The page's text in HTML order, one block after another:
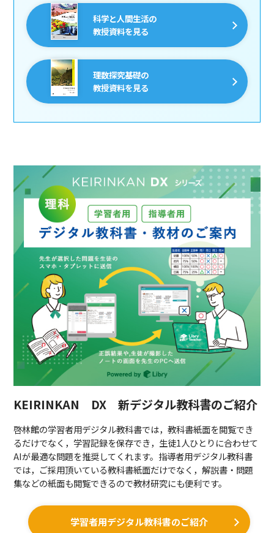
科学と人間生活の
教授資料を見る
理数探究基礎の
教授資料を見る
KEIRINKAN DX 新デジタル教科書のご紹介
啓林館の学習者用デジタル教科書では，教科書紙面を閲覧でき
るだけでなく，学習記録を保存でき，生徒1人ひとりに合わせて
AIが最適な問題を推奨してくれます。指導者用デジタル教科書
では，ご採用頂いている教科書紙面だけでなく，解説書・問題
集などの紙面も閲覧できるので教材研究にも便利です。
学習者用デジタル教科書のご紹介